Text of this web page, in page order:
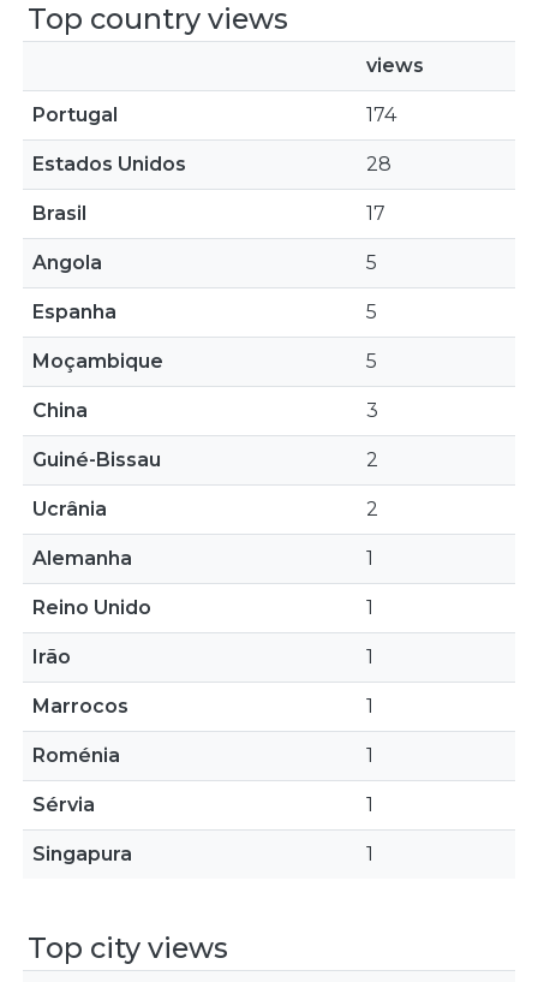
Top country views
views
Portugal 174
Estados Unidos 28
Brasil 17
Angola 5
Espanha 5
Moçambique 5
China 3
Guiné-Bissau 2
Ucrânia 2
Alemanha 1
Reino Unido 1
Irão 1
Marrocos 1
Roménia 1
Sérvia 1
Singapura 1
Top city views